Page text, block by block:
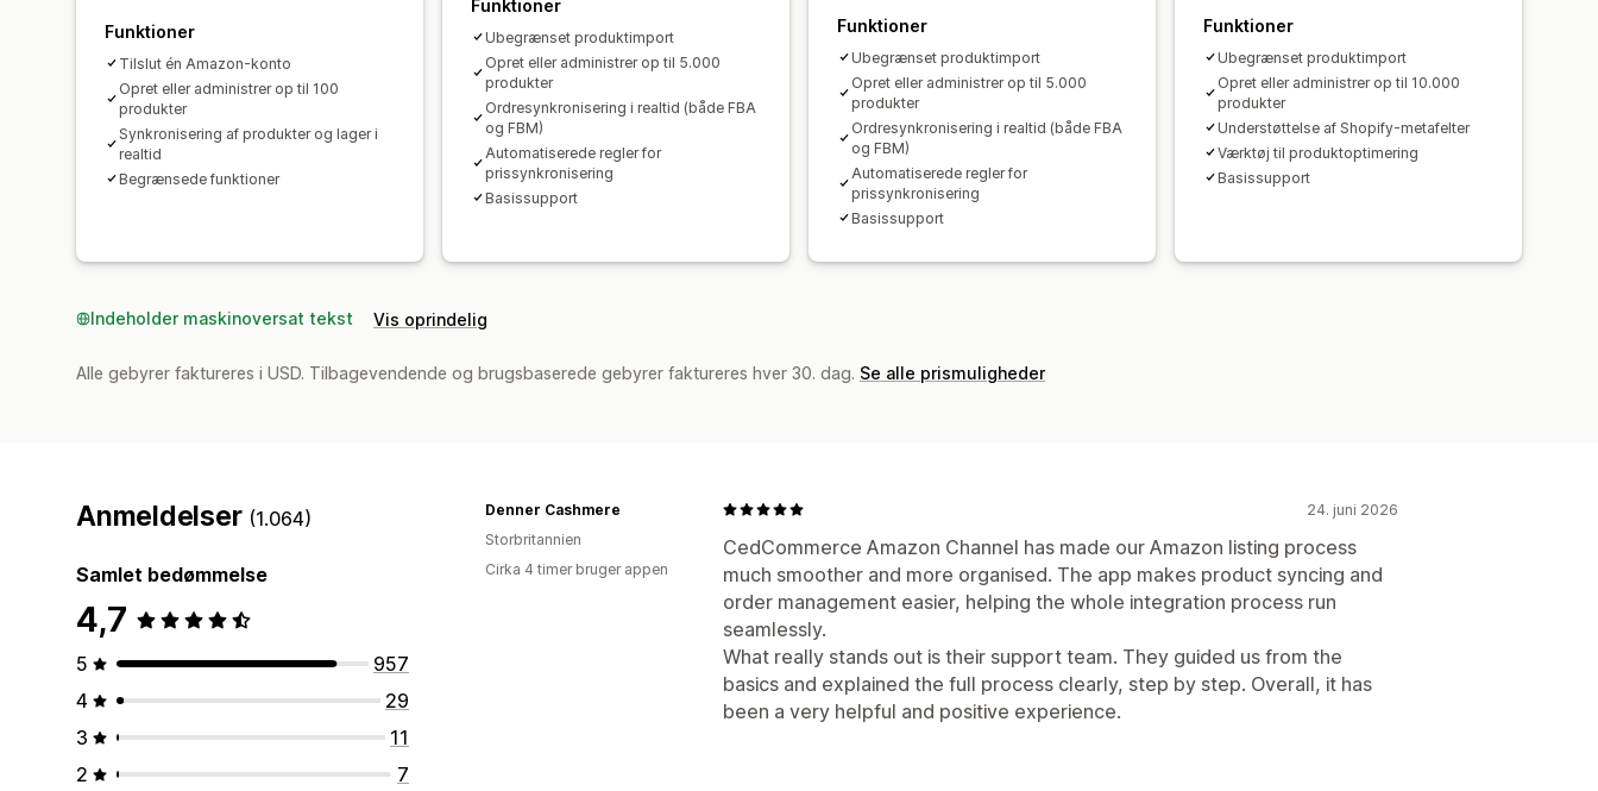
Funktioner
Tilslut én Amazon-konto
Opret eller administrer op til 100
produkter
Synkronisering af produkter og lager i
realtid
Begrænsede funktioner
Funktioner
Ubegrænset produktimport
Opret eller administrer op til 5.000
produkter
Ordresynkronisering i realtid (både FBA
og FBM)
Automatiserede regler for
prissynkronisering
Basissupport
Funktioner
Ubegrænset produktimport
Opret eller administrer op til 5.000
produkter
Ordresynkronisering i realtid (både FBA
og FBM)
Automatiserede regler for
prissynkronisering
Basissupport
Funktioner
Ubegrænset produktimport
Opret eller administrer op til 10.000
produkter
Understøttelse af Shopify-metafelter
Værktøj til produktoptimering
Basissupport
Indeholder maskinoversat tekst Vis oprindelig
Alle gebyrer faktureres i USD. Tilbagevendende og brugsbaserede gebyrer faktureres hver 30. dag. Se alle prismuligheder
Anmeldelser (1.064)
Samlet bedømmelse
4,7
5
957
4
29
3
11
2
7
24. juni 2026
CedCommerce Amazon Channel has made our Amazon listing process
much smoother and more organised. The app makes product syncing and
order management easier, helping the whole integration process run
seamlessly.
What really stands out is their support team. They guided us from the
basics and explained the full process clearly, step by step. Overall, it has
been a very helpful and positive experience.
Denner Cashmere
Storbritannien
Cirka 4 timer bruger appen